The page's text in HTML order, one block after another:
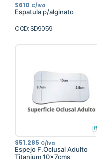
$610 C/Iva
Espatula p/alginato
COD: SD9059
$51.285 C/Iva
Espejo F.Oclusal Adulto
Titanium 10x7cms